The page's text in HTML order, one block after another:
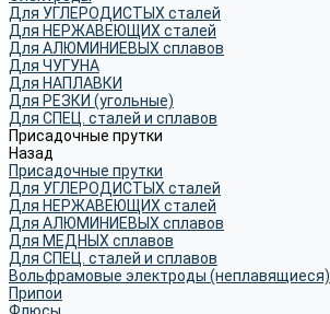
Для УГЛЕРОДИСТЫХ сталей
Для НЕРЖАВЕЮЩИХ сталей
Для АЛЮМИНИЕВЫХ сплавов
Для ЧУГУНА
Для НАПЛАВКИ
Для РЕЗКИ (угольные)
Для СПЕЦ. сталей и сплавов
Присадочные прутки
Назад
Присадочные прутки
Для УГЛЕРОДИСТЫХ сталей
Для НЕРЖАВЕЮЩИХ сталей
Для АЛЮМИНИЕВЫХ сплавов
Для МЕДНЫХ сплавов
Для СПЕЦ. сталей и сплавов
Вольфрамовые электроды (неплавящиеся)
Припои